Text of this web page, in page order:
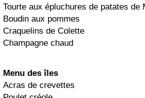
Tourte aux épluchures de patates de
Boudin aux pommes
Craquelins de Colette
Champagne chaud
Menu des îles
Acras de crevettes